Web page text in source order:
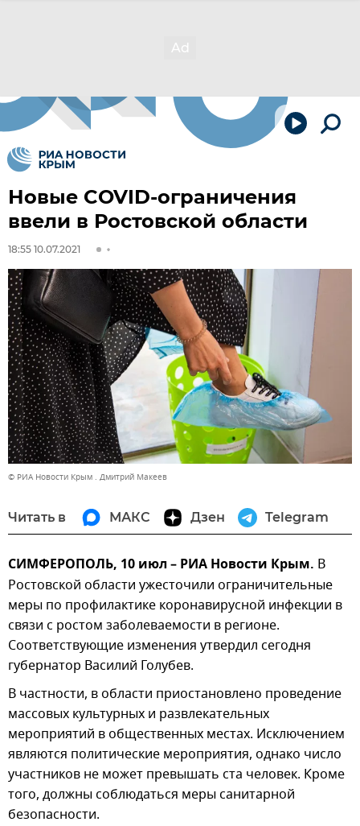
Новые COVID-ограничения
ввели в Ростовской области
18:55 10.07.2021
© РИА Новости Крым . Дмитрий Макеев
Читать в МАКС Дзен Telegram
СИМФЕРОПОЛЬ, 10 июл – РИА Новости Крым. В
Ростовской области ужесточили ограничительные
меры по профилактике коронавирусной инфекции в
связи с ростом заболеваемости в регионе.
Соответствующие изменения утвердил сегодня
губернатор Василий Голубев.
В частности, в области приостановлено проведение
массовых культурных и развлекательных
мероприятий в общественных местах. Исключением
являются политические мероприятия, однако число
участников не может превышать ста человек. Кроме
того, должны соблюдаться меры санитарной
безопасности.